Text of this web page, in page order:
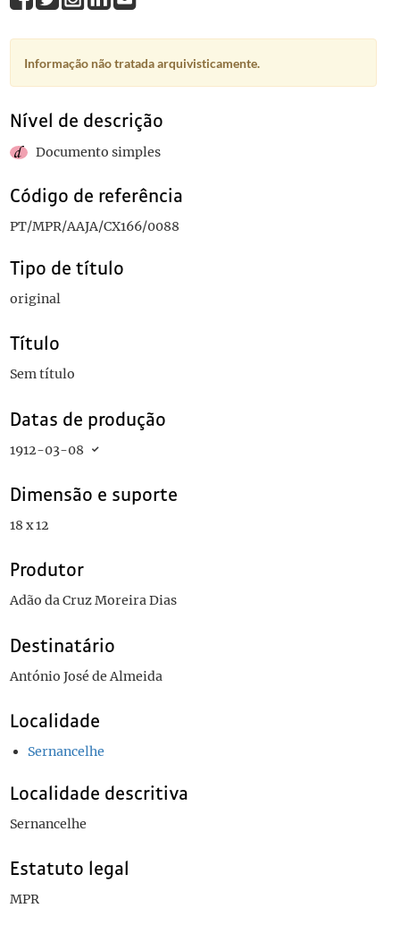
Informação não tratada arquivisticamente.
Nível de descrição
Documento simples
Código de referência
PT/MPR/AAJA/CX166/0088
Tipo de título
original
Título
Sem título
Datas de produção
1912-03-08
Dimensão e suporte
18 x 12
Produtor
Adão da Cruz Moreira Dias
Destinatário
António José de Almeida
Localidade
Sernancelhe
Localidade descritiva
Sernancelhe
Estatuto legal
MPR